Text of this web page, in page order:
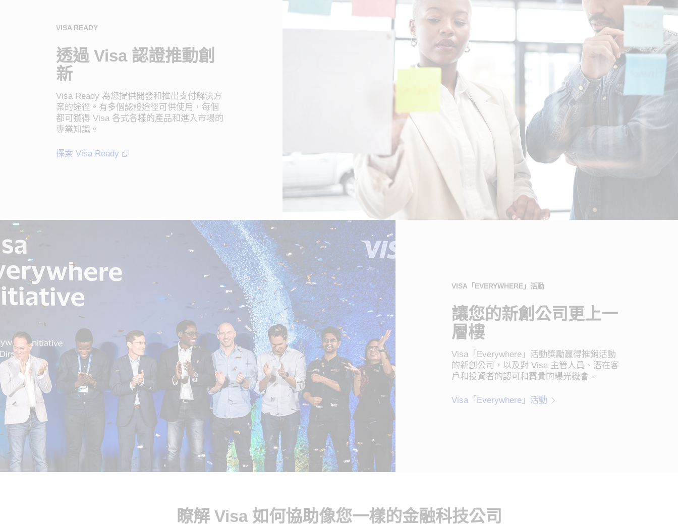
VISA READY
透過 Visa 認證推動創
新
Visa Ready 為您提供開發和推出支付解決方
案的途徑。有多個認證途徑可供使用，每個
都可獲得 Visa 各式各樣的產品和進入市場的
專業知識。
探索 Visa Ready
VISA「EVERYWHERE」活動
讓您的新創公司更上一
層樓
Visa「Everywhere」活動獎勵贏得推銷活動
的新創公司，以及對 Visa 主管人員、潛在客
戶和投資者的認可和寶貴的曝光機會。
Visa「Everywhere」活動
瞭解 Visa 如何協助像您一樣的金融科技公司